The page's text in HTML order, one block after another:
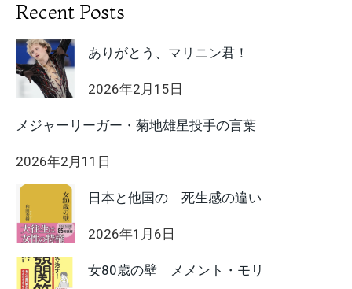
Recent Posts
ありがとう、マリニン君！
2026年2月15日
メジャーリーガー・菊地雄星投手の言葉
2026年2月11日
日本と他国の 死生感の違い
2026年1月6日
女80歳の壁 メメント・モリ